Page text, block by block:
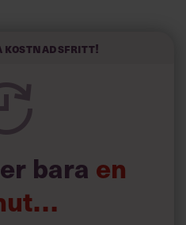
där hon gjorde
år sedan chockade hon
la fram mitt löneanspråk
jag vetat att hon tänker på
att tacka henne?
kostnadsfritt!
bara en